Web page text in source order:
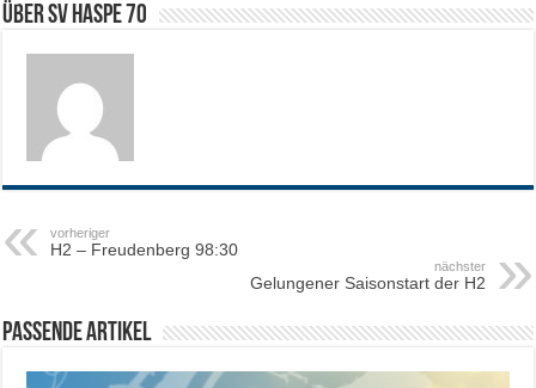
Über SV HASPE 70
vorheriger
H2 – Freudenberg 98:30
nächster
Gelungener Saisonstart der H2
Passende Artikel